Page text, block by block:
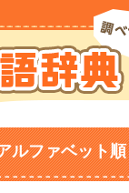
ルファベット